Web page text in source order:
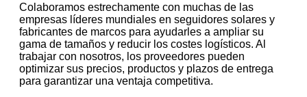
Colaboramos estrechamente con muchas de las
empresas líderes mundiales en seguidores solares y
fabricantes de marcos para ayudarles a ampliar su
gama de tamaños y reducir los costes logísticos. Al
trabajar con nosotros, los proveedores pueden
optimizar sus precios, productos y plazos de entrega
para garantizar una ventaja competitiva.